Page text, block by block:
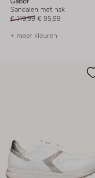
Sandalen met hak
€ 119,99 € 95,99
+ meer kleuren